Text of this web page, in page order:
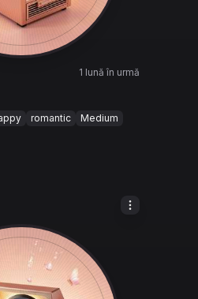
1 lună în urmă
romantic
Medium